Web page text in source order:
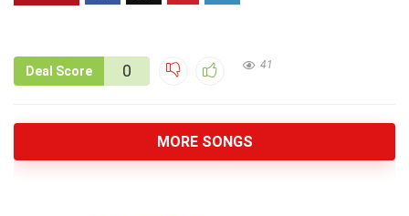
Deal Score 0 41
MORE SONGS